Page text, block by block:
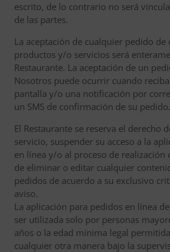
escrito, de lo contrario no será
de las partes.
La aceptación de cualquier pedido de
productos y/o servicios será
Restaurante. La aceptación de un
Nosotros puede ocurrir cuando
pantalla y/o una notificación por
un SMS de confirmación de su pedido.
El Restaurante se reserva el derecho
servicio, suspender su acceso a la
en línea y/o al proceso de realización
de eliminar o editar cualquier
pedidos de acuerdo a su exclusivo
aviso.
La aplicación para pedidos en línea
ser utilizada solo por personas
años o la edad mínima legal
cualquier otra manera bajo la